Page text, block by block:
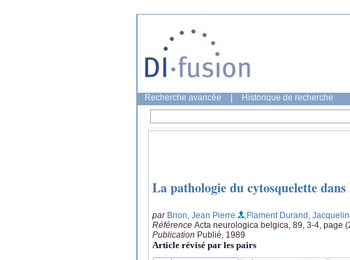
Recherche avancée Historique de recherche
La pathologie du cytosquelette
par Brion, Jean Pierre
;Flament Durand,
Référence Acta neurologica belgica, 89, 3-4, page
Publication Publié, 1989
Article révisé par les pairs